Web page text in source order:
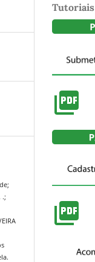
.;
Tutoriais